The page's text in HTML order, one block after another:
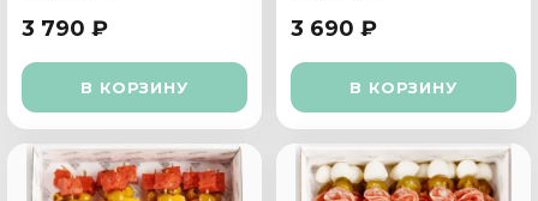
3 790 ₽
В КОРЗИНУ
3 690 ₽
В КОРЗИНУ